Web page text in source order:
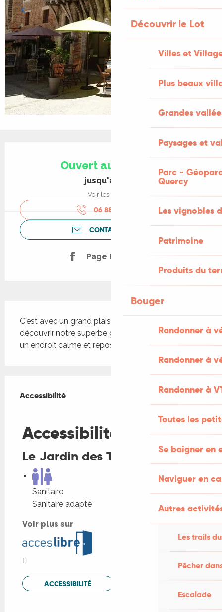
Découvrir le Lot
Villes et
Plus beaux
Grandes
Paysages et
Parc -
Quercy
Les vignobles
Patrimoine
Produits du
Bouger
Randonner à
Randonner à
Randonner à
Toutes les
Se baigner en
Naviguer en
Autres
Les trails
Pêcher
Escalade
Ouverture et coordonnées
Ouvert aujourd'hui
jusqu'à 18:30
Voir les horaires
06 88 04 60
CONTACTEZ-NOUS
Page Facebook
C'est avec un grand plaisir que nous vous ferons
découvrir notre superbe gamme de thés bio dans
un endroit calme et reposant.
Accessibilité
Accessibilité
Fermer
Accessibilité
Le Jardin des Thés, la suite ...
Sanitaire
Sanitaire adapté
Voir plus sur
ACCESSIBILITÉ